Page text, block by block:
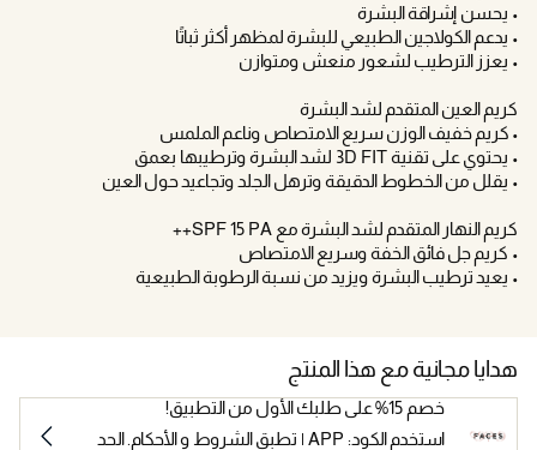
• يحسن إشراقة البشرة
• يدعم الكولاجين الطبيعي للبشرة لمظهر أكثر ثباتًا
• يعزز الترطيب لشعور منعش ومتوازن
كريم العين المتقدم لشد البشرة
• كريم خفيف الوزن سريع الامتصاص وناعم الملمس
• يحتوي على تقنية 3D FIT لشد البشرة وترطيبها بعمق
• يقلل من الخطوط الدقيقة وترهل الجلد وتجاعيد حول العين
كريم النهار المتقدم لشد البشرة مع SPF 15 PA++
• كريم جل فائق الخفة وسريع الامتصاص
• يعيد ترطيب البشرة ويزيد من نسبة الرطوبة الطبيعية
هدايا مجانية مع هذا المنتج
خصم 15% على طلبك الأول من التطبيق!
استخدم الكود: APP | تطبق الشروط و الأحكام. الحد